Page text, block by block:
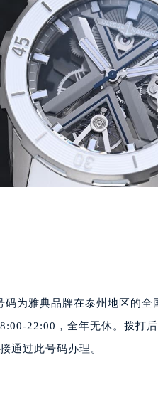
号亨得利名表服务中心（品牌
号亨得利名表服务中心（品
号亨得利名表服务中心（品牌
路26号时代广场（CCMALL）
号置信广场10层1015室（需
600号富力中心T2座写字楼
号国际金融大厦7层G室（需提
号万科金融中心C座12层
1号民盈国贸中心T1写字楼9
139号恒隆广场写字楼1座11
街199号苏州中心办公楼C座
地王大厦12楼1224室（需提
号浦西万达中心写字楼A座7
润大厦B座22层04室（需提前
号万达金融中心A座907室（
路33号亨特国际金融中心14
为雅典品牌在泰州地区的
22:00，全年无休。拨打
通过此号码办理。